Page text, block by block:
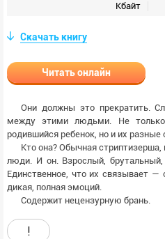
Кбайт
Скачать книгу
Читать онлайн
Они должны это прекратить.
между этими людьми. Не
родившийся ребенок, но и их
Кто она? Обычная
люди. И он. Взрослый,
Единственное, что их связывает —
дикая, полная эмоций.
Содержит нецензурную брань.
!